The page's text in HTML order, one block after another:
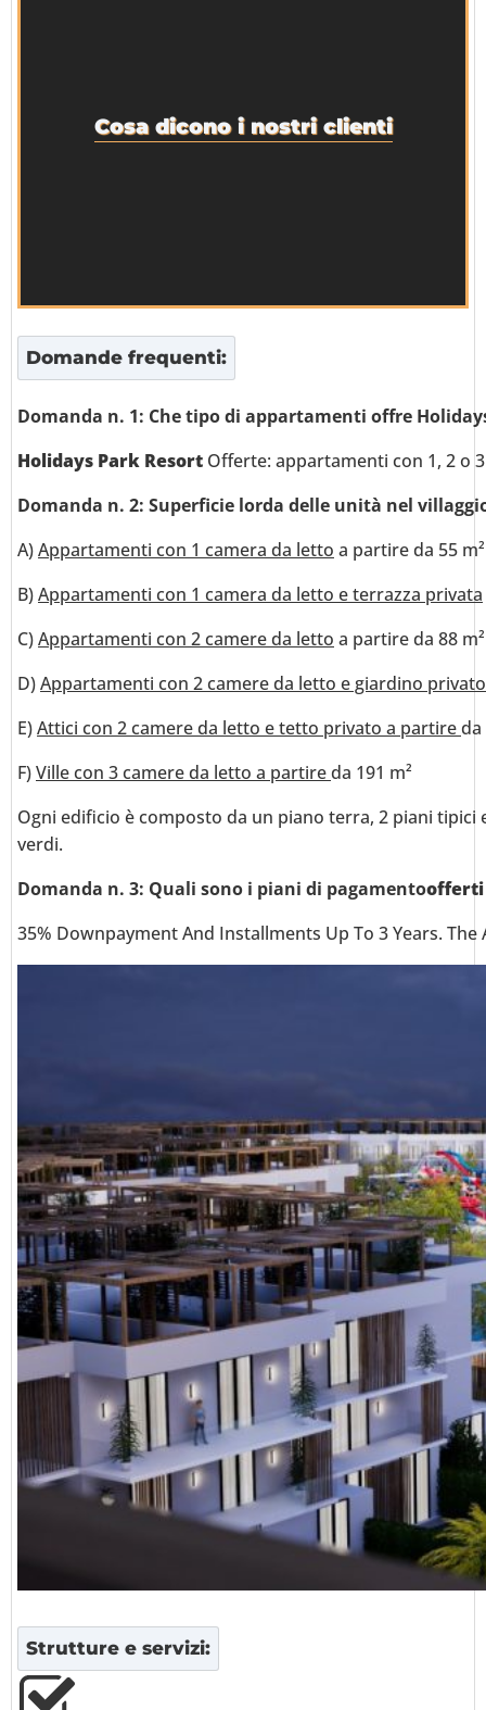
Cosa dicono i nostri clienti
Domande frequenti:
Domanda n. 1: Che tipo di appartamenti offre
Holidays Park Resort Offerte: appartamenti con 1, 2 o
Domanda n. 2: Superficie lorda delle unità nel
A)Appartamenti con 1 camera da letto a partire da 55 m²
B)Appartamenti con 1 camera da letto e terrazza privata
C)Appartamenti con 2 camere da letto a partire da 88 m²
D)Appartamenti con 2 camere da letto e giardino privato
E)Attici con 2 camere da letto e tetto privato a partireda
F)Ville con 3 camere da letto a partireda 191 m²
Ogni edificio è composto da un piano terra, 2 piani
verdi.
Domanda n. 3: Quali sono i piani di pagamentoofferti
35% Downpayment And Installments Up To 3 Years.
Strutture e servizi: